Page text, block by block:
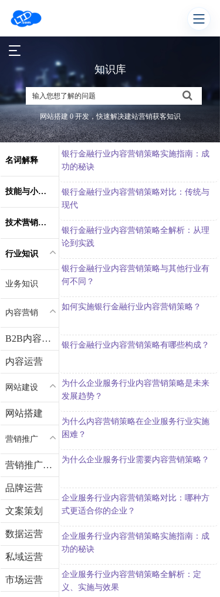
知识库
网站搭建 0 开发，快速解决建站营销获客知识
T
g
g
l
e
n
a
v
i
a
t
n
名词解释
技能与小技巧
技术营销术语
行业知识
业务知识
内容营销
B2B内容营销
内容运营
网站建设
网站搭建
营销推广
营销推广知识
品牌运营
文案策划
数据运营
私域运营
市场运营
银行金融行业内容营销策略实施指南：成
功的秘诀
银行金融行业内容营销策略对比：传统与
现代
银行金融行业内容营销策略全解析：从理
论到实践
银行金融行业内容营销策略与其他行业有
何不同？
如何实施银行金融行业内容营销策略？
银行金融行业内容营销策略有哪些构成？
为什么企业服务行业内容营销策略是未来
发展趋势？
为什么内容营销策略在企业服务行业实施
困难？
为什么企业服务行业需要内容营销策略？
企业服务行业内容营销策略对比：哪种方
式更适合你的企业？
企业服务行业内容营销策略实施指南：成
功的秘诀
企业服务行业内容营销策略全解析：定
义、实施与效果